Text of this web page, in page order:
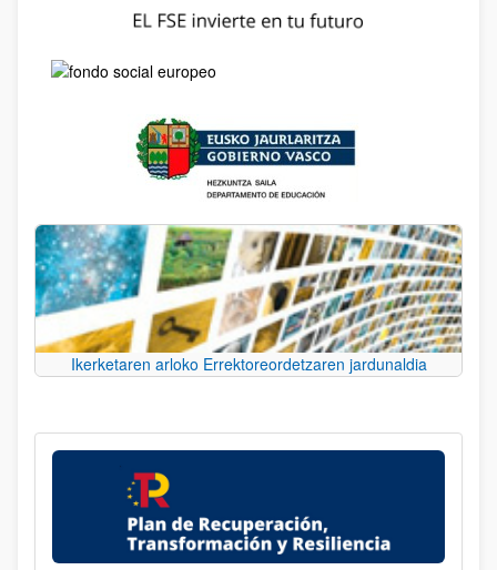
Ikerketaren arloko Errektoreordetzaren jardunaldia